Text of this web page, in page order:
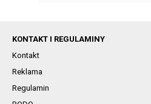
KONTAKT I REGULAMINY
Kontakt
Reklama
Regulamin